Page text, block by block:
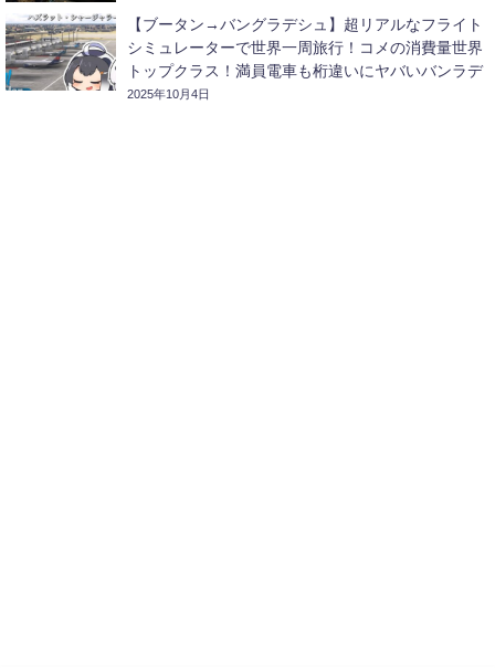
【ブータン→バングラデシュ】超リアルなフライト
シミュレーターで世界一周旅行！コメの消費量世界
トップクラス！満員電車も桁違いにヤバいバンラデ
シュに向かいます！
2025年10月4日